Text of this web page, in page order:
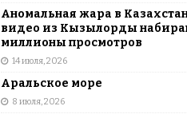
Аномальная жара в
видео из Кызылорды
миллионы просмотров
14 июля, 2026
Аральское море
8 июля, 2026